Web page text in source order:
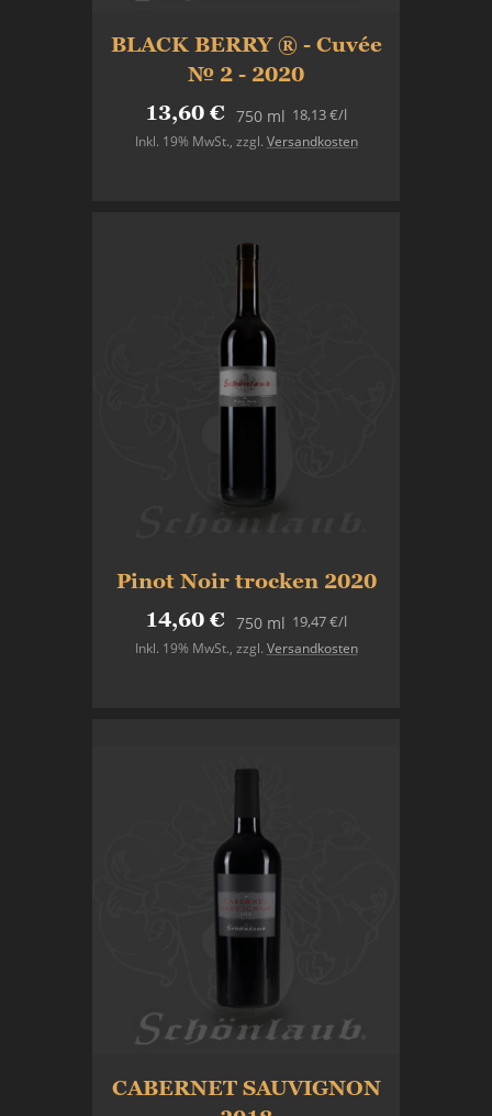
BLACK BERRY ® - Cuvée
№ 2 - 2020
13,60 € 750 ml
Inkl. 19% MwSt., zzgl. Versandkosten
18,13 €/l
Pinot Noir trocken 2020
14,60 € 750 ml
Inkl. 19% MwSt., zzgl. Versandkosten
19,47 €/l
CABERNET SAUVIGNON